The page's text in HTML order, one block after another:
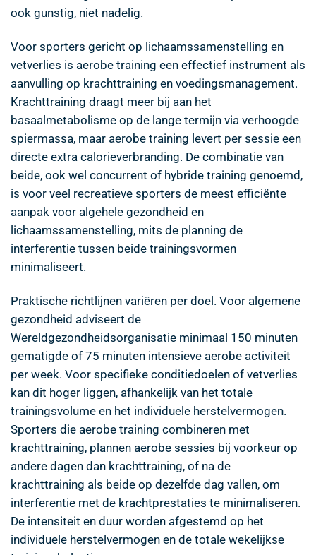
ook gunstig, niet nadelig.
Voor sporters gericht op lichaamssamenstelling en
vetverlies is aerobe training een effectief instrument als
aanvulling op krachttraining en voedingsmanagement.
Krachttraining draagt meer bij aan het
basaalmetabolisme op de lange termijn via verhoogde
spiermassa, maar aerobe training levert per sessie een
directe extra calorieverbranding. De combinatie van
beide, ook wel concurrent of hybride training genoemd,
is voor veel recreatieve sporters de meest efficiënte
aanpak voor algehele gezondheid en
lichaamssamenstelling, mits de planning de
interferentie tussen beide trainingsvormen
minimaliseert.
Praktische richtlijnen variëren per doel. Voor algemene
gezondheid adviseert de
Wereldgezondheidsorganisatie minimaal 150 minuten
gematigde of 75 minuten intensieve aerobe activiteit
per week. Voor specifieke conditiedoelen of vetverlies
kan dit hoger liggen, afhankelijk van het totale
trainingsvolume en het individuele herstelvermogen.
Sporters die aerobe training combineren met
krachttraining, plannen aerobe sessies bij voorkeur op
andere dagen dan krachttraining, of na de
krachttraining als beide op dezelfde dag vallen, om
interferentie met de krachtprestaties te minimaliseren.
De intensiteit en duur worden afgestemd op het
individuele herstelvermogen en de totale wekelijkse